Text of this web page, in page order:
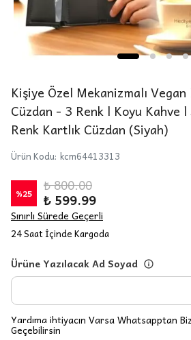
Kişiye Özel Mekanizmalı
Cüzdan - 3 Renk l Koyu Kahve
Renk Kartlık Cüzdan (Siyah)
Ürün Kodu: kcm64413313
%25 ₺ 800.00
₺ 599.99
Sınırlı Sürede Geçerli
24 Saat İçinde Kargoda
Ürüne Yazılacak Ad Soyad
Yardıma ihtiyacın Varsa Whatsapptan
Geçebilirsin